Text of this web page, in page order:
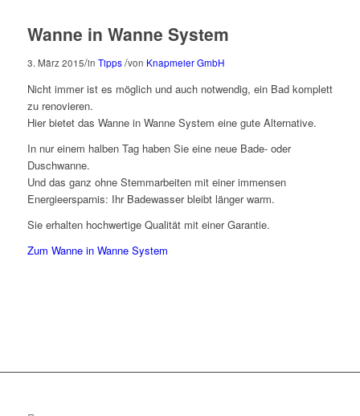
Wanne in Wanne System
3. März 2015/in Tipps /von Knapmeier GmbH
Nicht immer ist es möglich und auch notwendig, ein Bad komplett
zu renovieren.
Hier bietet das Wanne in Wanne System eine gute Alternative.
In nur einem halben Tag haben Sie eine neue Bade- oder
Duschwanne.
Und das ganz ohne Stemmarbeiten mit einer immensen
Energieersparnis: Ihr Badewasser bleibt länger warm.
Sie erhalten hochwertige Qualität mit einer Garantie.
Zum Wanne in Wanne System